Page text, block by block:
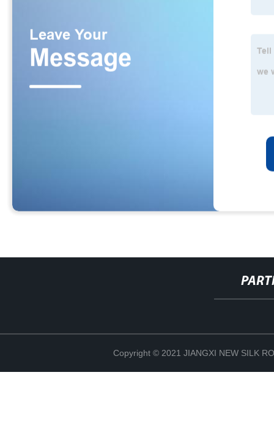
Copyright © 2021 JIANGXI NEW SILK